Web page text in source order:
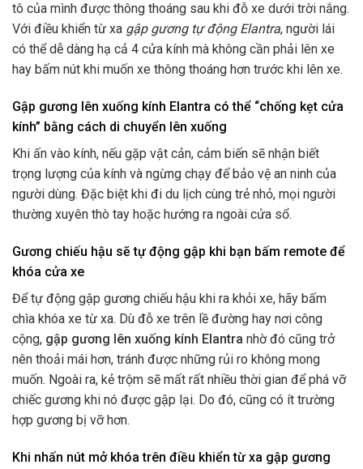
tô của mình được thông thoáng sau khi đỗ xe dưới trời nắng.
Với điều khiển từ xa gập gương tự động Elantra, người lái
có thể dễ dàng hạ cả 4 cửa kính mà không cần phải lên xe
hay bấm nút khi muốn xe thông thoáng hơn trước khi lên xe.
Gập gương lên xuống kính Elantra có thể “chống kẹt cửa
kính” bằng cách di chuyển lên xuống
Khi ấn vào kính, nếu gặp vật cản, cảm biến sẽ nhận biết
trọng lượng của kính và ngừng chạy để bảo vệ an ninh của
người dùng. Đặc biệt khi đi du lịch cùng trẻ nhỏ, mọi người
thường xuyên thò tay hoặc hướng ra ngoài cửa sổ.
Gương chiếu hậu sẽ tự động gập khi bạn bấm remote để
khóa cửa xe
Để tự động gập gương chiếu hậu khi ra khỏi xe, hãy bấm
chìa khóa xe từ xa. Dù đỗ xe trên lề đường hay nơi công
cộng, gập gương lên xuống kính Elantra nhờ đó cũng trở
nên thoải mái hơn, tránh được những rủi ro không mong
muốn. Ngoài ra, kẻ trộm sẽ mất rất nhiều thời gian để phá vỡ
chiếc gương khi nó được gập lại. Do đó, cũng có ít trường
hợp gương bị vỡ hơn.
Khi nhấn nút mở khóa trên điều khiển từ xa gập gương